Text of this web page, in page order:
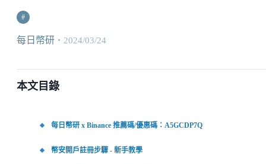
#
每日幣研 ・ 2024/03/24
本文目錄
每日幣研 x Binance 推薦碼/優惠碼：A5GCDP7Q
幣安開戶註冊步驟 - 新手教學